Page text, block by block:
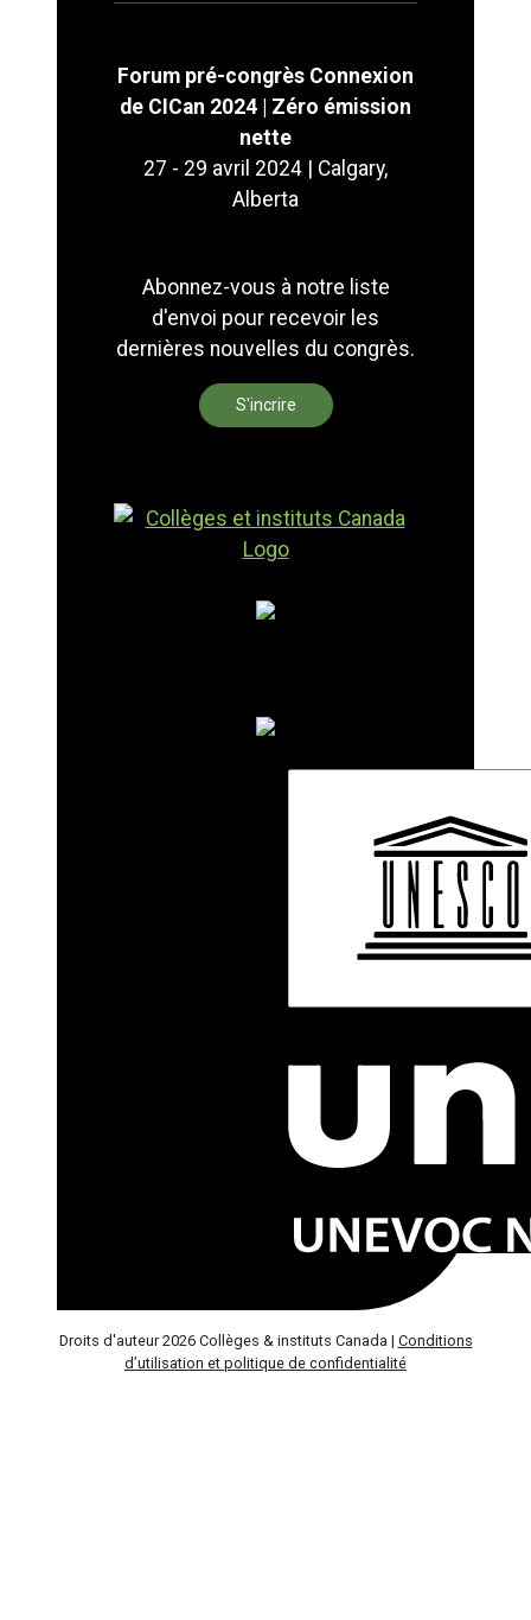
Forum pré-congrès Connexion
de CICan 2024 | Zéro émission
nette
27 - 29 avril 2024 | Calgary,
Alberta
Abonnez-vous à notre liste
d'envoi pour recevoir les
dernières nouvelles du congrès.
S'incrire
Droits d'auteur 2026 Collèges & instituts Canada | Conditions
d’utilisation et politique de confidentialité